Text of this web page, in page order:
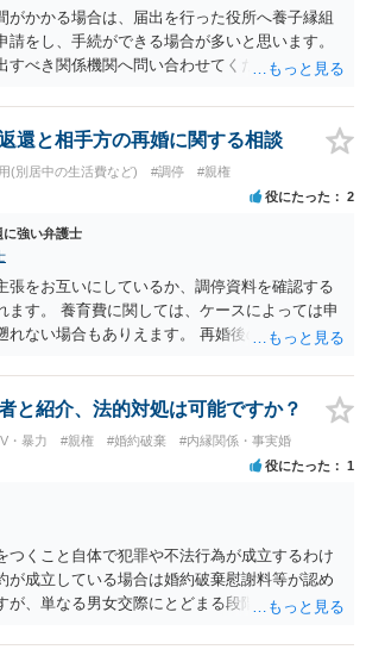
がかかる場合は、届出を行った役所へ養子縁組
請をし、手続ができる場合が多いと思います。
すべき関係機関へ問い合わせてください。
還と相手方の再婚に関する相談
(別居中の生活費など) #調停 #親権
役にたった 2
強い弁護士
張をお互いにしているか、調停資料を確認する
ます。 養育費に関しては、ケースによっては申
れない場合もありえます。 再婚後の相手方の行
り等があればそちらについても確認する必要が
談の場での回答よりも個別に弁護士にご相談さ
と紹介、法的対処は可能ですか？
・暴力 #親権 #婚約破棄 #内縁関係・事実婚
役にたった 1
つくこと自体で犯罪や不法行為が成立するわけ
が成立している場合は婚約破棄慰謝料等が認め
が、単なる男女交際にとどまる段階の場合、独
が多いと思われます。 お怒りはごもっともです